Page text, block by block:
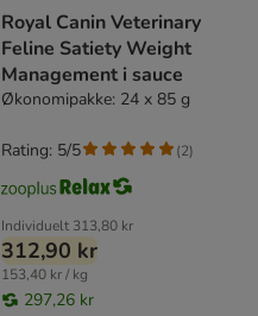
Royal Canin Veterinary
Feline Satiety Weight
Management i sauce
Økonomipakke: 24 x 85 g
Individuelt 313,80 kr
312,90 kr
153,40 kr / kg
297,26 kr
Rating: 5/5 (2)